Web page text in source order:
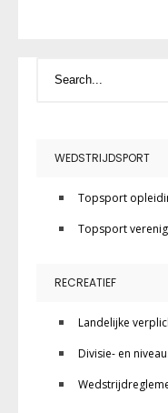
WEDSTRIJDSPORT
Topsport
Topsport
RECREATIEF
Landelijke
Divisie- en